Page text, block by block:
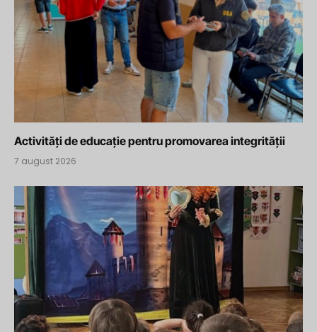
Activități de educație pentru promovarea integrității
7 august 2026